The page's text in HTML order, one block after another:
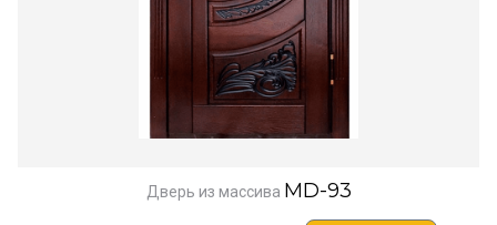
Дверь из массива MD-93